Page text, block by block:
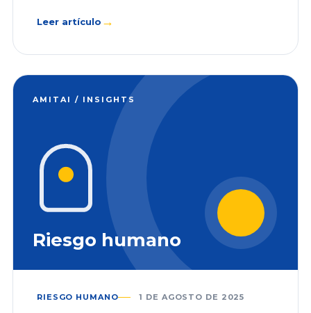
Leer artículo →
AMITAI / INSIGHTS
Riesgo humano
RIESGO HUMANO 1 DE AGOSTO DE 2025